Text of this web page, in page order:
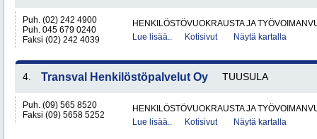
Puh. (02) 242 4900
Puh. 045 679 0240
Faksi (02) 242 4039
HENKILÖSTÖVUOKRAUSTA JA
Lue lisää..
Kotisivut Näytä kartalla
4. Transval Henkilöstöpalvelut Oy TUUSULA
Puh. (09) 565 8520
Faksi (09) 5658 5252
HENKILÖSTÖVUOKRAUSTA JA
Lue lisää..
Kotisivut Näytä kartalla